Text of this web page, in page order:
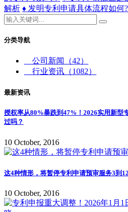
解析 ♦ 发明专利申请具体流程如何
分类导航
公司新闻
（42）
行业资讯 （1082）
最新资讯
授权率从80%暴跌到47%！2026实用新型
过吗？
10 October, 2016
这4种情形，将暂停专利申请预审服务3到
10 October, 2016